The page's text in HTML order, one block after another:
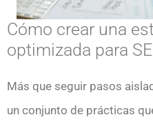
Cómo crear una
optimizada para
Más que seguir pasos
un conjunto de prácticas